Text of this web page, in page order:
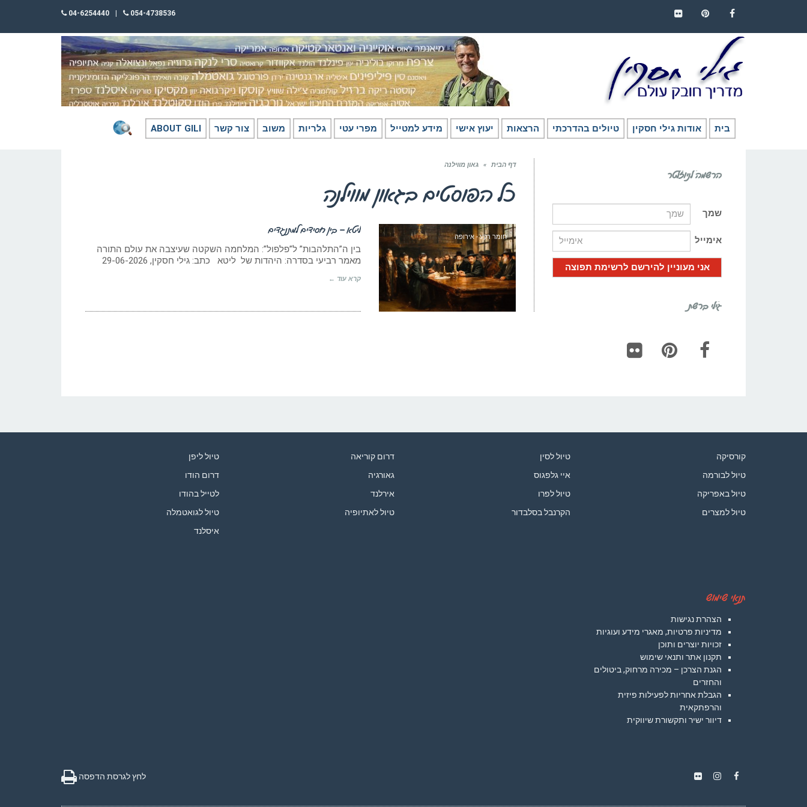
054-4738536
04-6254440
בית אודות גילי חסקין טיולים בהדרכתי הרצאות יעוץ אישי מידע למטייל מפרי עטי גלריות משוב צור קשר ABOUT GILI
דף הבית » גאון מווילנה
כל הפוסטים בגאון מווילנה
חומר רקע - אירופה
ליטא – בין חסידים למתנגדים
בין ה”התלהבות” ל”פלפול”: המלחמה השקטה שעיצבה את עולם התורה
מאמר רביעי בסדרה: היהדות של ליטא כתב: גילי חסקין, 29-06-2026
קרא עוד ←
הרשמה לניוזלטר
שמך
אימייל
גילי ברשת
קורסיקה
טיול לבורמה
טיול באפריקה
טיול למצרים
טיול לסין
איי גלפגוס
טיול לפרו
הקרנבל בסלבדור
דרום קוריאה
גאורגיה
אירלנד
טיול לאתיופיה
טיול ליפן
דרום הודו
לטייל בהודו
טיול לגואטמלה
איסלנד
תנאי שימוש
הצהרת נגישות
מדיניות פרטיות, מאגרי מידע ועוגיות
זכויות יוצרים ותוכן
תקנון אתר ותנאי שימוש
הגנת הצרכן – מכירה מרחוק, ביטולים
והחזרים
הגבלת אחריות לפעילות פיזית
והרפתקאית
דיוור ישיר ותקשורת שיווקית
לחץ לגרסת הדפסה